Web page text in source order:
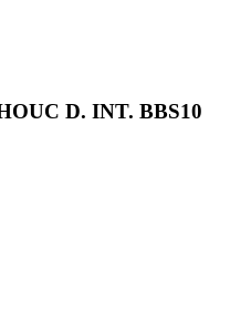
D. INT. BBS10